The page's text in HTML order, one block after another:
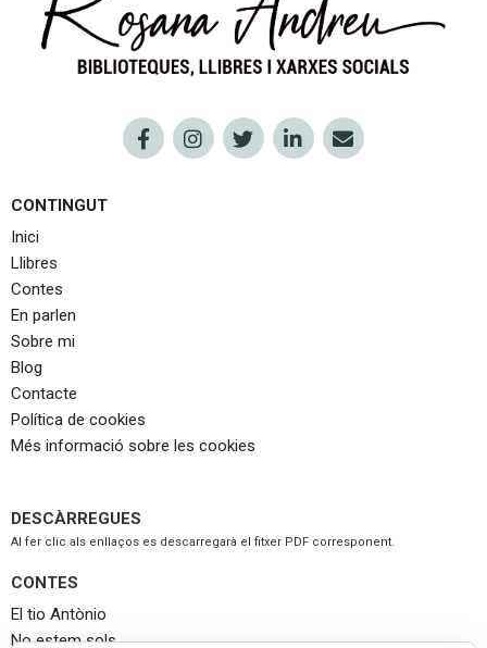
CONTINGUT
Inici
Llibres
Contes
En parlen
Sobre mi
Blog
Contacte
Política de cookies
Més informació sobre les cookies
DESCÀRREGUES
Al fer clic als enllaços es descarregarà el fitxer PDF corresponent.
CONTES
El tio Antònio
No estem sols